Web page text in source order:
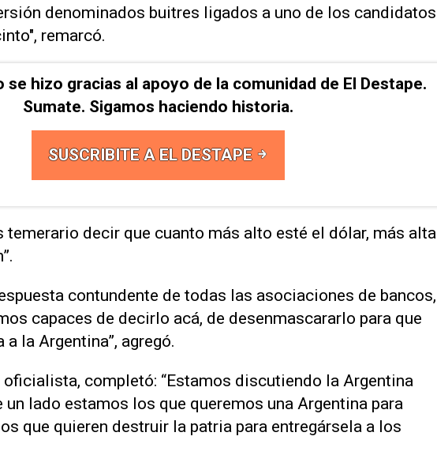
denominados buitres ligados a uno de los candidatos
remarcó.
hizo gracias al apoyo de la comunidad de El Destape.
Sumate. Sigamos haciendo historia.
SUSCRIBITE A EL DESTAPE
temerario decir que cuanto más alto esté el dólar, más alta
contundente de todas las asociaciones de bancos,
capaces de decirlo acá, de desenmascararlo para que
la Argentina”, agregó.
completó: “Estamos discutiendo la Argentina
un lado estamos los que queremos una Argentina para
que quieren destruir la patria para entregársela a los